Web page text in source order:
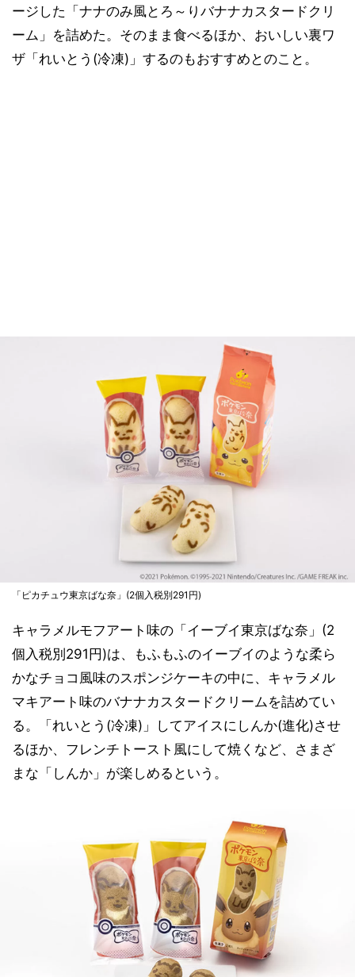
ージした「ナナのみ風とろ～りバナナカスタードクリ
ーム」を詰めた。そのまま食べるほか、おいしい裏ワ
ザ「れいとう(冷凍)」するのもおすすめとのこと。
「ピカチュウ東京ばな奈」(2個入税別291円)
キャラメルモフアート味の「イーブイ東京ばな奈」(2
個入税別291円)は、もふもふのイーブイのような柔ら
かなチョコ風味のスポンジケーキの中に、キャラメル
マキアート味のバナナカスタードクリームを詰めてい
る。「れいとう(冷凍)」してアイスにしんか(進化)させ
るほか、フレンチトースト風にして焼くなど、さまざ
まな「しんか」が楽しめるという。